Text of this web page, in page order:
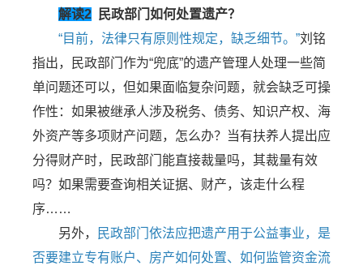
解读2 民政部门如何处置遗产？
“目前，法律只有原则性规定，缺乏细节。”刘铭
指出，民政部门作为“兜底”的遗产管理人处理一些简
单问题还可以，但如果面临复杂问题，就会缺乏可操
作性：如果被继承人涉及税务、债务、知识产权、海
外资产等多项财产问题，怎么办？当有扶养人提出应
分得财产时，民政部门能直接裁量吗，其裁量有效
吗？如果需要查询相关证据、财产，该走什么程
序……
另外，
民政部门依法应把遗产用于公益事业，是
否要建立专有账户、房产如何处置、如何监管资金流